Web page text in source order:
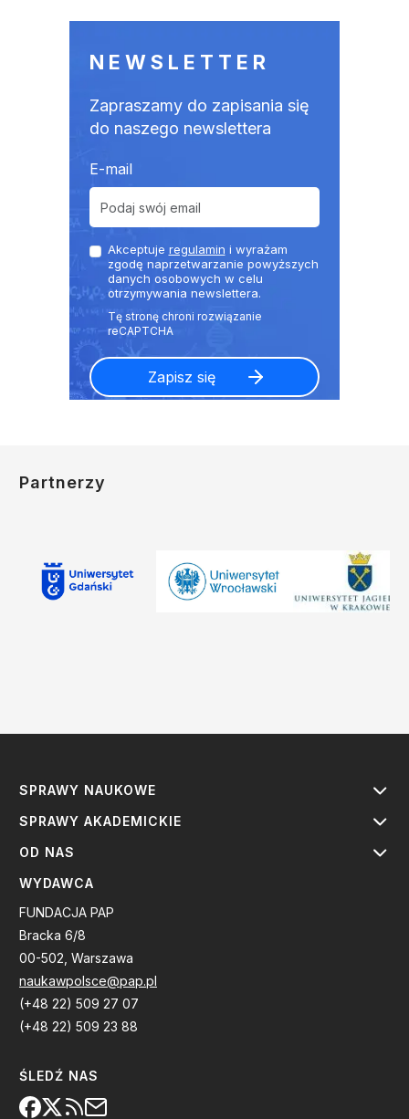
NEWSLETTER
Zapraszamy do zapisania się
do naszego newslettera
E-mail
Akceptuje regulamin i wyrażam
zgodę naprzetwarzanie powyższych
danych osobowych w celu
otrzymywania newslettera.
Partnerzy
SPRAWY NAUKOWE
SPRAWY AKADEMICKIE
OD NAS
WYDAWCA
FUNDACJA PAP
Bracka 6/8
00-502, Warszawa
naukawpolsce@pap.pl
(+48 22) 509 27 07
(+48 22) 509 23 88
ŚLEDŹ NAS